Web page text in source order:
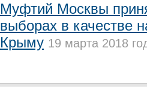
Муфтий Москвы
выборах в качестве
Крыму 19 марта 2018